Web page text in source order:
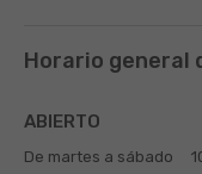
Horario general
ABIERTO
De martes a sábado